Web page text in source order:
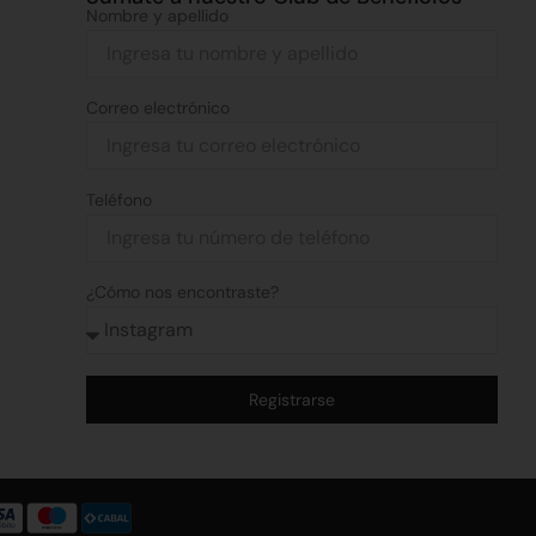
Nombre y apellido
Correo electrónico
Teléfono
¿Cómo nos encontraste?
Registrarse